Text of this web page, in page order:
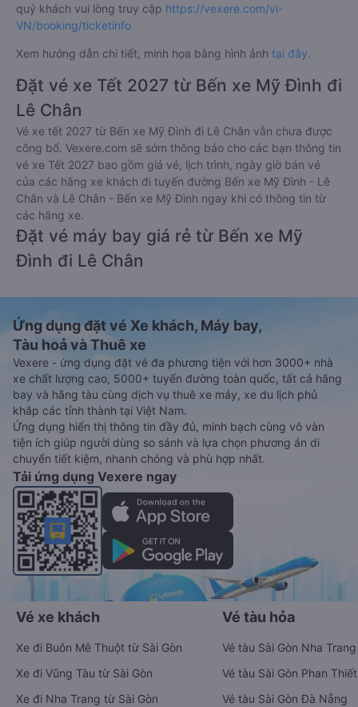
quý khách vui lòng truy cập https://vexere.com/vi-
VN/booking/ticketinfo
Xem hướng dẫn chi tiết, minh họa bằng hình ảnh tại đây.
Đặt vé xe Tết 2027 từ Bến xe Mỹ Đình đi
Lê Chân
Vé xe tết 2027 từ Bến xe Mỹ Đình đi Lê Chân vẫn chưa được
công bố. Vexere.com sẽ sớm thông báo cho các bạn thông tin
vé xe Tết 2027 bao gồm giá vé, lịch trình, ngày giờ bán vé
của các hãng xe khách đi tuyến đường Bến xe Mỹ Đình - Lê
Chân và Lê Chân - Bến xe Mỹ Đình ngay khi có thông tin từ
các hãng xe.
Đặt vé máy bay giá rẻ từ Bến xe Mỹ
Đình đi Lê Chân
Ứng dụng đặt vé Xe khách, Máy bay,
Tàu hoả và Thuê xe
Vexere - ứng dụng đặt vé đa phương tiện với hơn 3000+ nhà
xe chất lượng cao, 5000+ tuyến đường toàn quốc, tất cả hãng
bay và hãng tàu cùng dịch vụ thuê xe máy, xe du lịch phủ
khắp các tỉnh thành tại Việt Nam.
Ứng dụng hiển thị thông tin đầy đủ, minh bạch cùng vô vàn
tiện ích giúp người dùng so sánh và lựa chọn phương án di
chuyển tiết kiệm, nhanh chóng và phù hợp nhất.
Tải ứng dụng Vexere ngay
Vé xe khách
Xe đi Buôn Mê Thuột từ Sài Gòn
Xe đi Vũng Tàu từ Sài Gòn
Xe đi Nha Trang từ Sài Gòn
Vé tàu hỏa
Vé tàu Sài Gòn Nha Trang
Vé tàu Sài Gòn Phan Thiết
Vé tàu Sài Gòn Đà Nẵng